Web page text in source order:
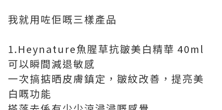
我就用咗佢嘅三樣產品
1.Heynature魚腥草抗皺美白精華 40ml
可以瞬間減退敏感
一次搞掂晒皮膚鎮定，皺紋改善，提亮美
白嘅功能